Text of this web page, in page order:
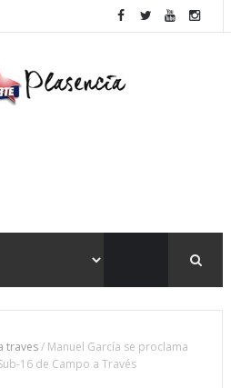
traves/ Manuel García se proclama
16 de Campo a Través